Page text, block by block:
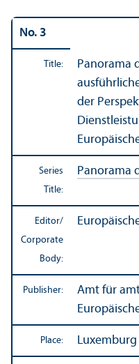
No. 3
Title:
Panorama
der
Series
Title:
Panorama
Editor/
Corporate
Body:
Publisher:
Amt für
Place: Luxemburg